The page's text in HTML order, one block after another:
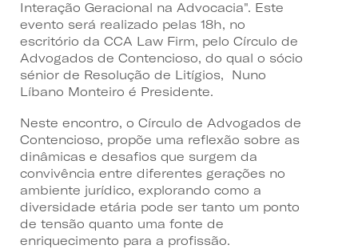
Interação Geracional na Advocacia". Este
evento será realizado pelas 18h, no
escritório da CCA Law Firm, pelo Círculo de
Advogados de Contencioso, do qual o sócio
sénior de Resolução de Litígios, Nuno
Líbano Monteiro é Presidente.
Neste encontro, o Círculo de Advogados de
Contencioso, propõe uma reflexão sobre as
dinâmicas e desafios que surgem da
convivência entre diferentes gerações no
ambiente jurídico, explorando como a
diversidade etária pode ser tanto um ponto
de tensão quanto uma fonte de
enriquecimento para a profissão.